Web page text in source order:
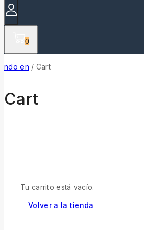
0
ndo en / Cart
Cart
Tu carrito está vacío.
Volver a la tienda